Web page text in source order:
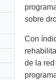
sobre
Con
de la